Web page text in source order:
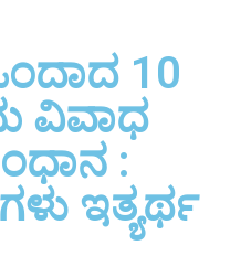
10
ವಿವಾಧ
:
ಇತ್ಯರ್ಥ